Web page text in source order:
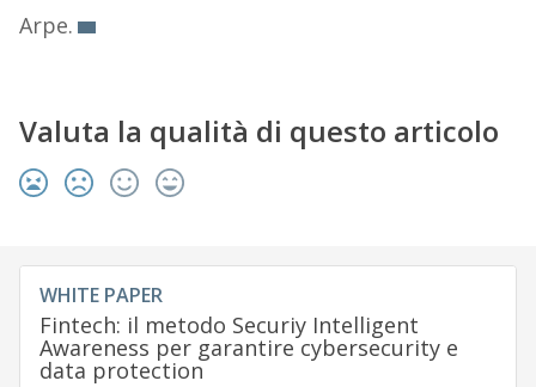
Arpe.
Valuta la qualità di questo articolo
WHITE PAPER
Fintech: il metodo Securiy Intelligent
Awareness per garantire cybersecurity e
data protection